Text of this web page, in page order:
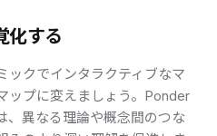
化する
ックでインタラクティブなマ
ップに変えましょう。Ponder
、異なる理論や概念間のつな